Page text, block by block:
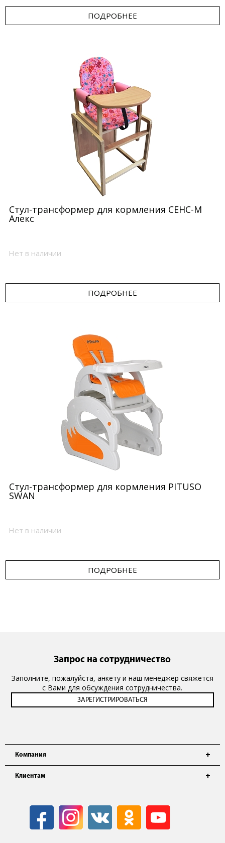
Состав сырья
Нагрузка
Страна производитель
Возраст ребенка
Оптовая цена
ПОДРОБНЕЕ
Стул-трансформер для кормления СЕНС-М
Алекс
Нет в наличии
ПОДРОБНЕЕ
Стул-трансформер для кормления PITUSO
SWAN
Нет в наличии
ПОДРОБНЕЕ
Компания
Клиентам
Запрос на сотрудничество
Заполните, пожалуйста, анкету и наш менеджер свяжется
с Вами для обсуждения сотрудничества.